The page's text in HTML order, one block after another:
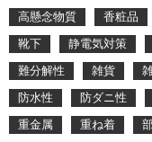
高懸念物質
香粧品
靴下
静電気対策
難分解性
雑貨
防水性
防ダニ性
重金属
重ね着